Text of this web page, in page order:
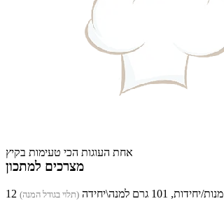
אחת העוגות הכי טעימות בקיץ
מצרכים למתכון
12 מנות/יחידות, 101 גרם למנה\יחידה (תלוי בגודל המנה)